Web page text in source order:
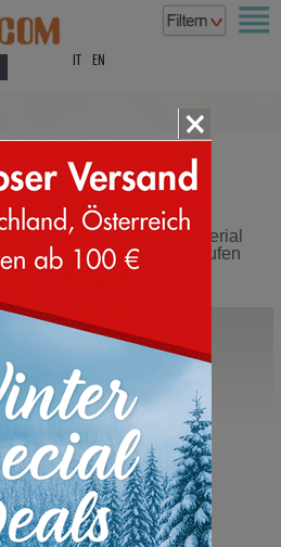
EN
mit
44
Cordura
Größe 44 Obermaterial
Boots Online Shop kaufen
Sorel
Schneestiefel